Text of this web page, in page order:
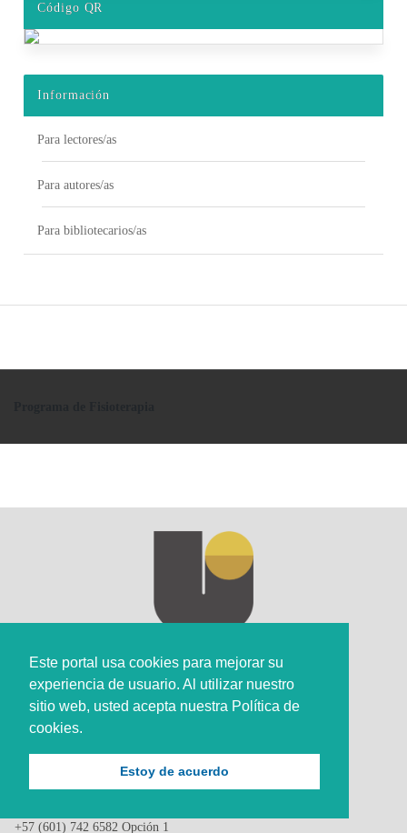
Este portal usa cookies para mejorar su
experiencia de usuario. Al utilizar nuestro
sitio web, usted acepta nuestra Política de
cookies.
Estoy de acuerdo
Código QR
Información
Para lectores/as
Para autores/as
Para bibliotecarios/as
+57 (601) 742 6582 Opción 1